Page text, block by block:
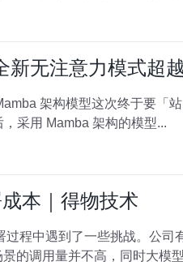
新无注意力模式超
的强有力竞争对手。 此后，采用 Mamba 架构的模型...
本｜得物技术
用量并不高，同时大模型的部